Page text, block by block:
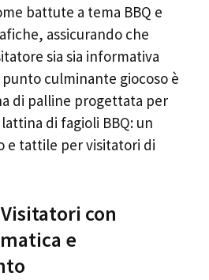
battute a tema BBQ e
assicurando che
sia sia informativa
culminante giocoso è
di palline progettata per
di fagioli BBQ: un
e tattile per visitatori di
con
e